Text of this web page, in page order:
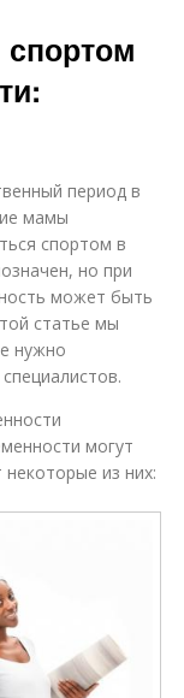
период в
мамы
спортом в
но при
может быть
статье мы
нужно
могут
из них: